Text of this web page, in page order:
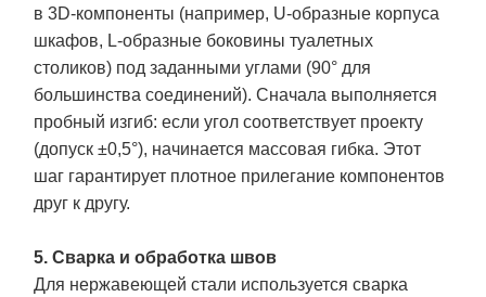
в 3D-компоненты (например, U-образные корпуса
шкафов, L-образные боковины туалетных
столиков) под заданными углами (90° для
большинства соединений). Сначала выполняется
пробный изгиб: если угол соответствует проекту
(допуск ±0,5°), начинается массовая гибка. Этот
шаг гарантирует плотное прилегание компонентов
друг к другу.
5. Сварка и обработка швов
Для нержавеющей стали используется сварка